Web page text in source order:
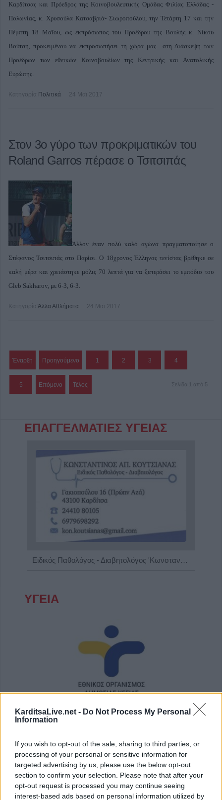
KarditsaLive.net - Do Not Process My Personal
Information
If you wish to opt-out of the sale, sharing to third parties, or
processing of your personal or sensitive information for
targeted advertising by us, please use the below opt-out
section to confirm your selection. Please note that after your
opt-out request is processed you may continue seeing
interest-based ads based on personal information utilized by
Καρδίτσας και Πρόεδρος της Κοινοβουλευτικής Ομάδας Φιλίας Ελλάδας -
Πολωνίας, κ. Χρυσούλα Κατσαβριά- Σιωροπούλου, την Τετάρτη 17 και την
Πέμπτη 18 Μαΐου, ως εκπρόσωπος του Προέδρου της Βουλής κ. Νίκου
Βούτση, προκειμένου να εκπροσωπήσει τη χώρα μας στη Διάσκεψη των
Προέδρων των εθνικών Κοινοβουλίων της Κεντρικής και Ανατολικής
Ευρώπης.
Κατηγορία Πολιτικά 24 Μαϊ 2017
Στον 3ο γύρο των προκριματικών του
Roland Garros πέρασε ο Τσιτσιπάς
Άλλον έναν πολύ καλό αγώνα πραγματοποίησε ο
Στέφανος Τσιτσιπάς στο Παρίσι. Ο 18χρονος Έλληνας τενίστας βρέθηκε σε
καλή μέρα και χρειάστηκε μόλις 70 λεπτά για να ξεπεράσει το εμπόδιο του
Gleb Sakharov, με 6-3, 6-3.
Κατηγορία Άλλα Αθλήματα 24 Μαϊ 2017
Έναρξη Προηγούμενο 1 2 3 4
5 Επόμενο Τέλος Σελίδα 1 από 5
ΕΠΑΓΓΕΛΜΑΤΙΕΣ ΥΓΕΙΑΣ
Ειδικός Παθολόγος - Διαβητολόγος 'Κωνσταντίνος Απ. Κουτσιανάς"
ΥΓΕΙΑ
στην Ελλάδα το 2025